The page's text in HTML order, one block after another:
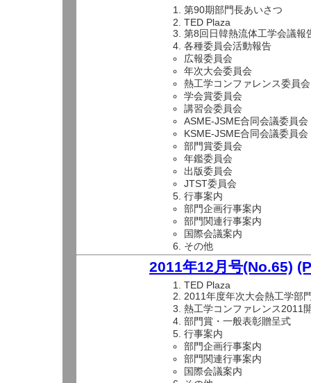
第90期部門長あいさつ
TED Plaza
第8回日韓熱流体工学会議報
各種委員会活動報告
広報委員会
年次大会委員会
熱工学コンファレンス委員会
学会賞委員会
講習会委員会
ASME-JSME合同会議委員会
KSME-JSME合同会議委員会
部門賞委員会
年鑑委員会
出版委員会
JTST委員会
行事案内
部門企画行事案内
部門関連行事案内
国際会議案内
その他
2011年12月号(No.65)
TED Plaza
2011年度年次大会熱工学部
熱工学コンファレンス2011
部門賞・一般表彰贈呈式
行事案内
部門企画行事案内
部門関連行事案内
国際会議案内